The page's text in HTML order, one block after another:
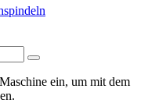
ein, um mit dem